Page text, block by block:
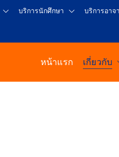
บริการนักศึกษา บริการอาจ
หน้าแรก เกี่ยวกับ